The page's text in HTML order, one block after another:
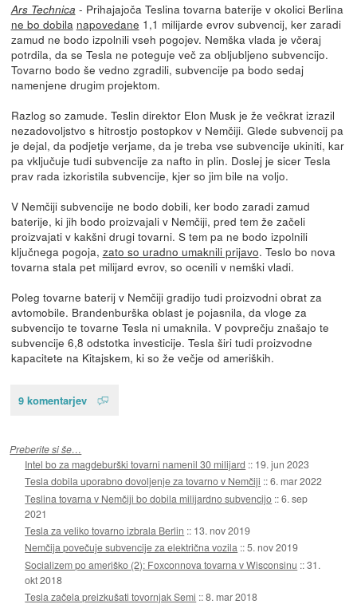
Ars Technica - Prihajajoča Teslina tovarna baterije v okolici Berlina
ne bo dobila napovedane 1,1 milijarde evrov subvencij, ker zaradi
zamud ne bodo izpolnili vseh pogojev. Nemška vlada je včeraj
potrdila, da se Tesla ne poteguje več za obljubljeno subvencijo.
Tovarno bodo še vedno zgradili, subvencije pa bodo sedaj
namenjene drugim projektom.
Razlog so zamude. Teslin direktor Elon Musk je že večkrat izrazil
nezadovoljstvo s hitrostjo postopkov v Nemčiji. Glede subvencij pa
je dejal, da podjetje verjame, da je treba vse subvencije ukiniti, kar
pa vključuje tudi subvencije za nafto in plin. Doslej je sicer Tesla
prav rada izkoristila subvencije, kjer so jim bile na voljo.
V Nemčiji subvencije ne bodo dobili, ker bodo zaradi zamud
baterije, ki jih bodo proizvajali v Nemčiji, pred tem že začeli
proizvajati v kakšni drugi tovarni. S tem pa ne bodo izpolnili
ključnega pogoja, zato so uradno umaknili prijavo. Teslo bo nova
tovarna stala pet milijard evrov, so ocenili v nemški vladi.
Poleg tovarne baterij v Nemčiji gradijo tudi proizvodni obrat za
avtomobile. Brandenburška oblast je pojasnila, da vloge za
subvencijo te tovarne Tesla ni umaknila. V povprečju znašajo te
subvencije 6,8 odstotka investicije. Tesla širi tudi proizvodne
kapacitete na Kitajskem, ki so že večje od ameriških.
9 komentarjev
Preberite si še…
Intel bo za magdeburški tovarni namenil 30 milijard :: 19. jun 2023
Tesla dobila uporabno dovoljenje za tovarno v Nemčiji ::6. mar 2022
Teslina tovarna v Nemčiji bo dobila milijardno subvencijo ::6. sep
2021
Tesla za veliko tovarno izbrala Berlin :: 13. nov 2019
Nemčija povečuje subvencije za električna vozila ::5. nov 2019
Socializem po ameriško (2): Foxconnova tovarna v Wisconsinu ::31.
okt 2018
Tesla začela preizkušati tovornjak Semi ::8. mar 2018